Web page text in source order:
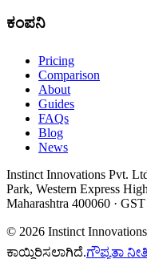
ಕಂಪನಿ
Pricing
Comparison
About
Guides
FAQs
Blog
News
Instinct Innovations Pvt.
Park, Western Express
Maharashtra 400060 · GST
© 2026 Instinct
ಕಾಯ್ದಿರಿಸಲಾಗಿದೆ.ಗೌಪ್ಯತಾ ನೀತಿ